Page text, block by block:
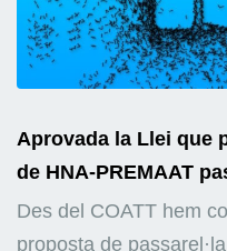
Aprovada la Llei que
de HNA-PREMAAT
Des del COATT hem
proposta de